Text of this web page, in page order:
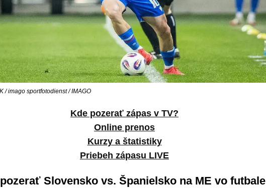
/ imago sportfotodienst / IMAGO
Kde pozerať zápas v TV?
Online prenos
Kurzy a štatistiky
Priebeh zápasu LIVE
Slovensko vs. Španielsko na ME vo futbale